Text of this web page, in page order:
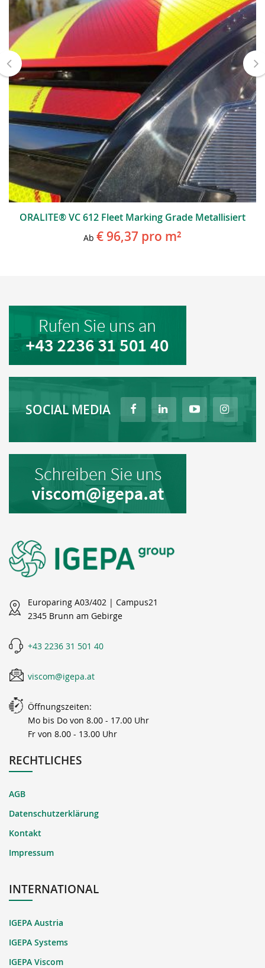
ORALITE® VC 612 Fleet Marking Grade Metallisiert
Ab € 96,37 pro m²
SOCIAL MEDIA
Europaring A03/402 | Campus21
2345 Brunn am Gebirge
+43 2236 31 501 40
viscom@igepa.at
Öffnungszeiten:
Mo bis Do von 8.00 - 17.00 Uhr
Fr von 8.00 - 13.00 Uhr
RECHTLICHES
AGB
Datenschutzerklärung
Kontakt
Impressum
INTERNATIONAL
IGEPA Austria
IGEPA Systems
IGEPA Viscom